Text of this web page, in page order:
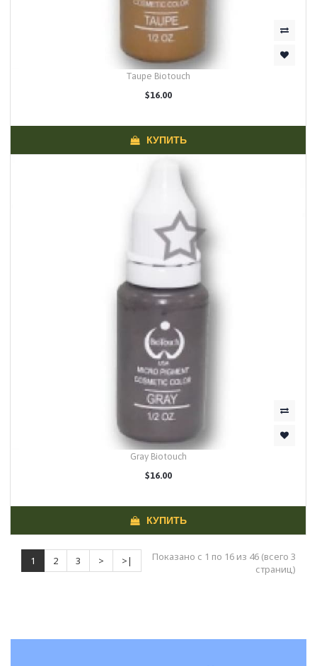
Taupe Biotouch
$16.00
КУПИТЬ
Gray Biotouch
$16.00
КУПИТЬ
1 2 3 > >|
Показано с 1 по 16 из 46 (всего 3
страниц)